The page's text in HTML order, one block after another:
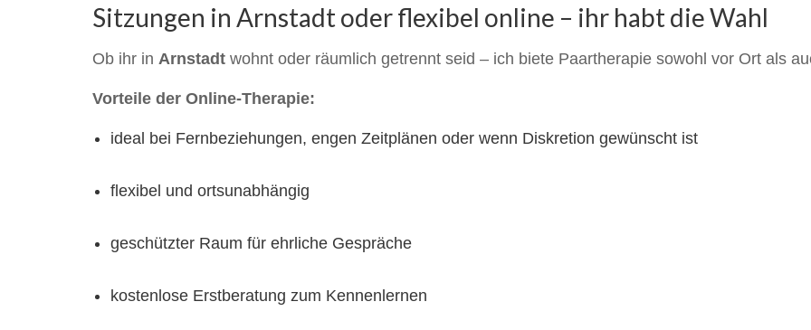
Sitzungen in Arnstadt oder flexibel online – ihr habt die Wahl
Ob ihr in Arnstadt wohnt oder räumlich getrennt seid – ich biete Paartherapie sowohl vor Ort als
Vorteile der Online-Therapie:
ideal bei Fernbeziehungen, engen Zeitplänen oder wenn Diskretion gewünscht ist
flexibel und ortsunabhängig
geschützter Raum für ehrliche Gespräche
kostenlose Erstberatung zum Kennenlernen